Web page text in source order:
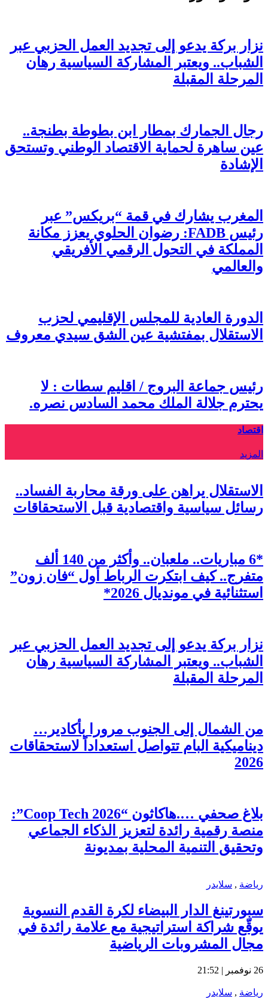
نزار بركة يدعو إلى تجديد العمل الحزبي عبر
الشباب.. ويعتبر المشاركة السياسية رهان
المرحلة المقبلة
رجال الجمارك بمطار ابن بطوطة بطنجة..
عين ساهرة لحماية الاقتصاد الوطني وتستحق
الإشادة
المغرب يشارك في قمة “بريكس” عبر
رئيس FADB: رضوان الحلوي يعزز مكانة
المملكة في التحول الرقمي الأفريقي
والعالمي
الدورة العادية للمجلس الإقليمي لحزب
الاستقلال بمفتشية عين الشق سيدي معروف
رئيس جماعة البروج / اقليم سطات : لا
يحترم جلالة الملك محمد السادس نصره.
اقتصاد
المزيد
الاستقلال يراهن على ورقة محاربة الفساد..
رسائل سياسية واقتصادية قبل الاستحقاقات
*6 مباريات.. ملعبان.. وأكثر من 140 ألف
متفرج.. كيف ابتكرت الرباط أول “فان زون”
استثنائية في مونديال 2026*
نزار بركة يدعو إلى تجديد العمل الحزبي عبر
الشباب.. ويعتبر المشاركة السياسية رهان
المرحلة المقبلة
من الشمال إلى الجنوب مرورا بأكادير…
ديناميكية البام تتواصل استعداداً لاستحقاقات
2026
بلاغ صحفي ….هاكاثون “Coop Tech 2026”:
منصة رقمية رائدة لتعزيز الذكاء الجماعي
وتحقيق التنمية المحلية بمديونة
رياضة , سلايدر
سبورتينغ الدار البيضاء لكرة القدم النسوية
يوقّع شراكة استراتيجية مع علامة رائدة في
مجال المشروبات الرياضية
26 نوفمبر | 21:52
رياضة , سلايدر